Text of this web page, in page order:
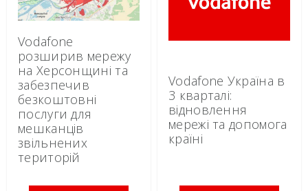
Vodafone
розширив мережу
на Херсонщині та
забезпечив
безкоштовні
послуги для
мешканців
звільнених
територій
Vodafone Україна в
3 кварталі:
відновлення
мережі та допомога
країні